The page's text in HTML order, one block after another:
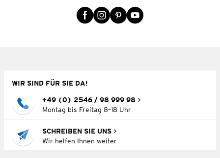
WIR SIND FÜR SIE DA!
+49 (0) 2546 / 98 999 98
Montag bis Freitag 8–18 Uhr
SCHREIBEN SIE UNS
Wir helfen Ihnen weiter